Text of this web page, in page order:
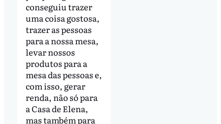
conseguiu trazer
uma coisa gostosa,
trazer as pessoas
para a nossa mesa,
levar nossos
produtos para a
mesa das pessoas e,
com isso, gerar
renda, não só para
a Casa de Elena,
mas também para